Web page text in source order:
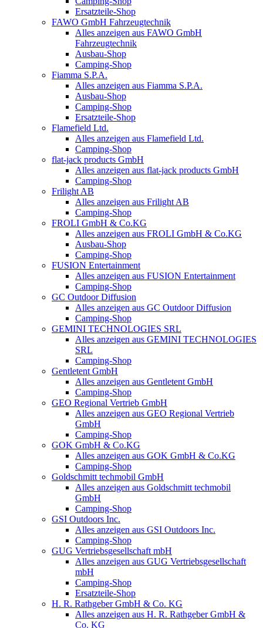
Ersatzteile-Shop
FAWO GmbH Fahrzeugtechnik
Alles anzeigen aus FAWO GmbH
Fahrzeugtechnik
Ausbau-Shop
Camping-Shop
Fiamma S.P.A.
Alles anzeigen aus Fiamma S.P.A.
Ausbau-Shop
Camping-Shop
Ersatzteile-Shop
Flamefield Ltd.
Alles anzeigen aus Flamefield Ltd.
Camping-Shop
flat-jack products GmbH
Alles anzeigen aus flat-jack products GmbH
Camping-Shop
Frilight AB
Alles anzeigen aus Frilight AB
Camping-Shop
FROLI GmbH & Co.KG
Alles anzeigen aus FROLI GmbH & Co.KG
Ausbau-Shop
Camping-Shop
FUSION Entertainment
Alles anzeigen aus FUSION Entertainment
Camping-Shop
GC Outdoor Diffusion
Alles anzeigen aus GC Outdoor Diffusion
Camping-Shop
GEMINI TECHNOLOGIES SRL
Alles anzeigen aus GEMINI TECHNOLOGIES
SRL
Camping-Shop
Gentletent GmbH
Alles anzeigen aus Gentletent GmbH
Camping-Shop
GEO Regional Vertrieb GmbH
Alles anzeigen aus GEO Regional Vertrieb
GmbH
Camping-Shop
GOK GmbH & Co.KG
Alles anzeigen aus GOK GmbH & Co.KG
Camping-Shop
Goldschmitt techmobil GmbH
Alles anzeigen aus Goldschmitt techmobil
GmbH
Camping-Shop
GSI Outdoors Inc.
Alles anzeigen aus GSI Outdoors Inc.
Camping-Shop
GUG Vertriebsgesellschaft mbH
Alles anzeigen aus GUG Vertriebsgesellschaft
mbH
Camping-Shop
Ersatzteile-Shop
H. R. Rathgeber GmbH & Co. KG
Alles anzeigen aus H. R. Rathgeber GmbH &
Co. KG